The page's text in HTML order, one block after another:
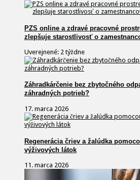
PZS online a zdravé pracovné
zlepšuje starostlivosť o
Uverejnené: 2 týždne
Záhradkárčenie bez zbytočného
záhradných potrieb?
17. marca 2026
Regenerácia čriev a žalúdka
výživových látok
11. marca 2026